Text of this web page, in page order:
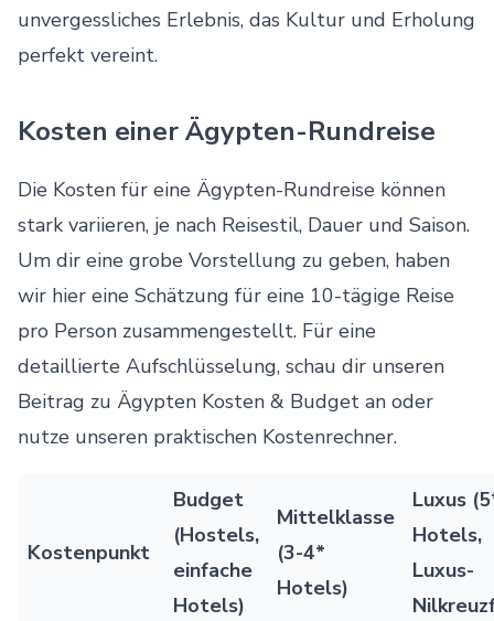
unvergessliches Erlebnis, das Kultur und Erholung
perfekt vereint.
Kosten einer Ägypten-Rundreise
Die Kosten für eine Ägypten-Rundreise können
stark variieren, je nach Reisestil, Dauer und Saison.
Um dir eine grobe Vorstellung zu geben, haben
wir hier eine Schätzung für eine 10-tägige Reise
pro Person zusammengestellt. Für eine
detaillierte Aufschlüsselung, schau dir unseren
Beitrag zu Ägypten Kosten & Budget an oder
nutze unseren praktischen Kostenrechner.
Kostenpunkt
Budget
(Hostels,
einfache
Hotels)
Mittelklasse
(3-4*
Hotels)
Luxus
Hotels,
Luxus-